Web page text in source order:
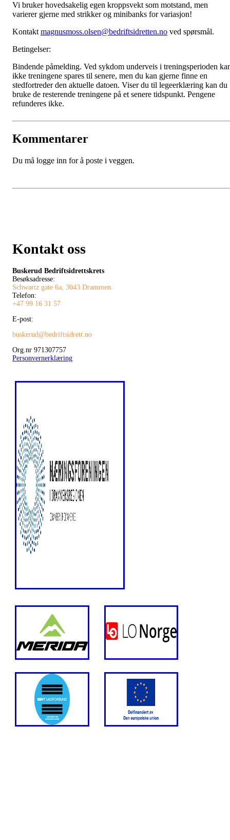
Vi bruker hovedsakelig egen kroppsvekt som motstand, men
varierer gjerne med strikker og minibanks for variasjon!
Kontakt magnusmoss.olsen@bedriftsidretten.no ved spørsmål.
Betingelser:
Bindende påmelding. Ved sykdom underveis i treningsperioden
ikke treningene spares til senere, men du kan gjerne finne en
stedfortreder den aktuelle datoen. Viser du til legeerklæring kan du
bruke de resterende treningene på et senere tidspunkt. Pengene
refunderes ikke.
Kommentarer
Du må logge inn for å poste i veggen.
Kontakt oss
Buskerud Bedriftsidrettskrets
Besøksadresse:
Schwartz gate 6a, 3043 Drammen.
Telefon:
+47 99 16 31 57
E-post:
buskerud@bedriftsidrett.no
Org.nr 971307757
Personvernerklæring